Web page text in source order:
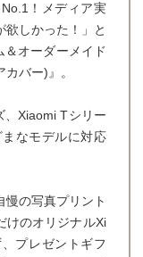
！メディア実
しかった！」と
＆オーダーメイド
バー)』。
、Xiaomi Tシリー
なモデルに対応
の写真プリント
けのオリジナルXi
プレゼントギフ